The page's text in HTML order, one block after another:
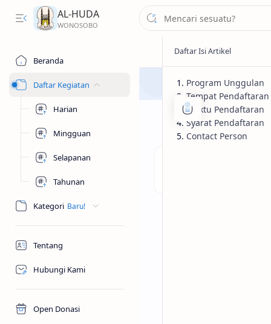
AL-HUDA
Beranda
Daftar Kegiatan
Harian
Mingguan
Selapanan
Tahunan
Kategori
Tentang
Hubungi Kami
Open Donasi
Program Unggulan
Tempat Pendaftaran
Waktu Pendaftaran
Syarat Pendaftaran
Contact Person